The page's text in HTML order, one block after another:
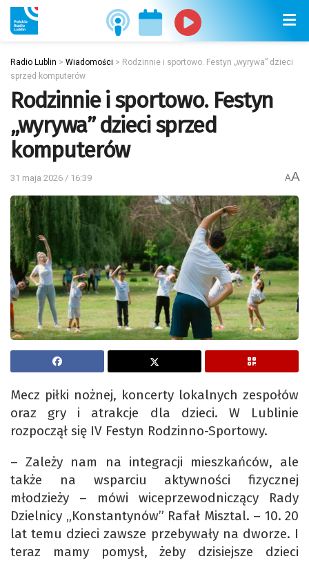
Radio Lublin > Wiadomości > Rodzinnie i sportowo. Festyn „wyrywa” dzieci
sprzed komputerów
Rodzinnie i sportowo. Festyn
„wyrywa” dzieci sprzed
komputerów
31 maja 2026 / 16:39 AA
Mecz piłki nożnej, koncerty lokalnych zespołów
oraz gry i atrakcje dla dzieci. W Lublinie
rozpoczął się IV Festyn Rodzinno-Sportowy.
– Zależy nam na integracji mieszkańców, ale
także na wsparciu aktywności fizycznej
młodzieży – mówi wiceprzewodniczący Rady
Dzielnicy „Konstantynów” Rafał Misztal. – 10. 20
lat temu dzieci zawsze przebywały na dworze. I
teraz mamy pomysł, żeby dzisiejsze dzieci